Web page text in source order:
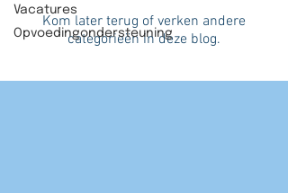
Vacatures
Opvoedingondersteuning
Kom later terug of verken andere
categorieën in deze blog.